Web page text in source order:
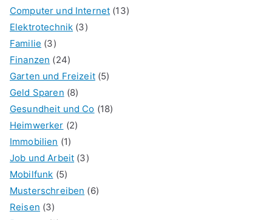
Computer und Internet (13)
Elektrotechnik (3)
Familie (3)
Finanzen (24)
Garten und Freizeit(5)
Geld Sparen (8)
Gesundheit und Co (18)
Heimwerker (2)
Immobilien (1)
Job und Arbeit (3)
Mobilfunk (5)
Musterschreiben (6)
Reisen (3)